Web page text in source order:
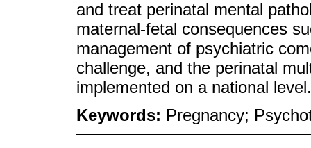
and treat perinatal mental
maternal-fetal consequences
management of psychiatric
challenge, and the perinatal
implemented on a national level.
Keywords: Pregnancy;